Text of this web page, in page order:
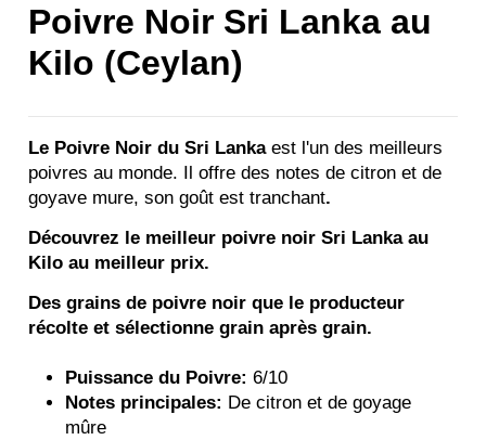
Poivre Noir Sri Lanka au
Kilo (Ceylan)
Le Poivre Noir du Sri Lankaest l'un des meilleurs
poivres au monde. Il offre des notes de citron et de
goyave mure, son goût est tranchant.
Découvrez le meilleur poivre noir Sri Lanka au
Kilo au meilleur prix.
Des grains de poivre noir que le producteur
récolte et sélectionne grain après grain.
Puissance du Poivre:6/10
Notes principales: De citron et de goyage
mûre